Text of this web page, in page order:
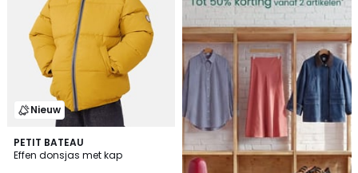
Nieuw
PETIT BATEAU
Effen donsjas met kap